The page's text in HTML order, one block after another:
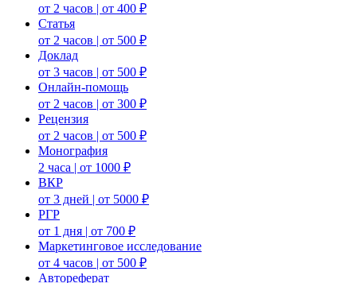
от 2 часов | от 400 ₽
Статья
от 2 часов | от 500 ₽
Доклад
от 3 часов | от 500 ₽
Онлайн-помощь
от 2 часов | от 300 ₽
Рецензия
от 2 часов | от 500 ₽
Монография
2 часа | от 1000 ₽
ВКР
от 3 дней | от 5000 ₽
РГР
от 1 дня | от 700 ₽
Маркетинговое исследование
от 4 часов | от 500 ₽
Автореферат